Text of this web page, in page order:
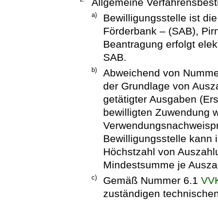
a)
Bewilligungsstelle ist
Förderbank – (SAB),
Beantragung erfolgt
SAB.
b)
Abweichend von
der Grundlage von
getätigter Ausgaben
bewilligten Zuwendung
Bewilligungsstelle kann
Höchstzahl von
Mindestsumme je
c) Gemäß Nummer 6.1
zuständigen